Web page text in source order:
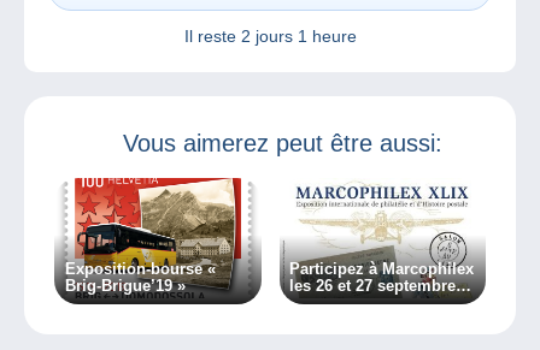
Il reste 2 jours 1 heure
Vous aimerez peut être aussi:
Exposition-bourse «
Brig-Brigue’19 »
Participez à Marcophilex
les 26 et 27 septembre
2025